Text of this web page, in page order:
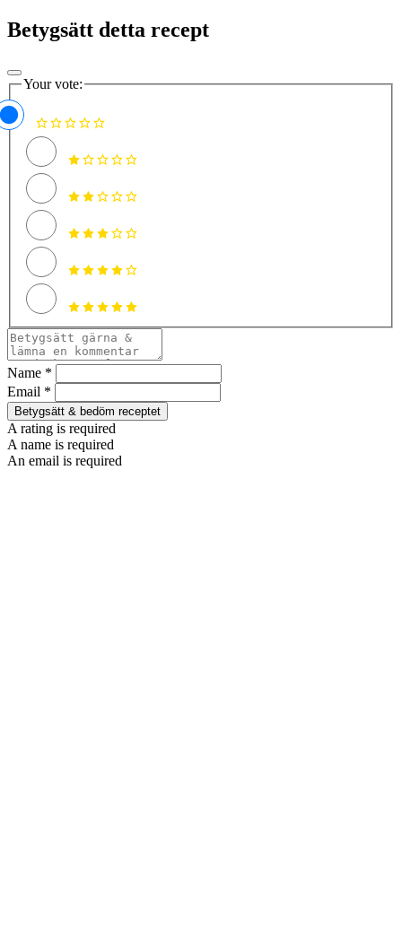
Betygsätt detta recept
Your vote:
Name *
Email *
Betygsätt & bedöm receptet
A rating is required
A name is required
An email is required